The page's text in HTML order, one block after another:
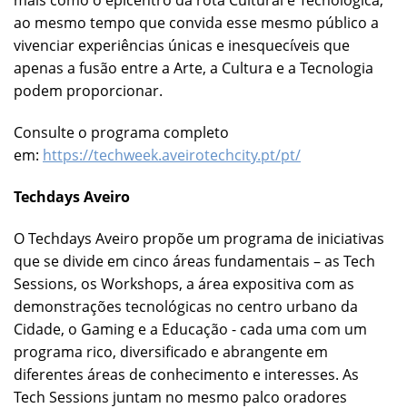
ao mesmo tempo que convida esse mesmo público a
vivenciar experiências únicas e inesquecíveis que
apenas a fusão entre a Arte, a Cultura e a Tecnologia
podem proporcionar.
Consulte o programa completo
em: https://techweek.aveirotechcity.pt/pt/
Techdays Aveiro
O Techdays Aveiro propõe um programa de iniciativas
que se divide em cinco áreas fundamentais – as Tech
Sessions, os Workshops, a área expositiva com as
demonstrações tecnológicas no centro urbano da
Cidade, o Gaming e a Educação - cada uma com um
programa rico, diversificado e abrangente em
diferentes áreas de conhecimento e interesses. As
Tech Sessions juntam no mesmo palco oradores